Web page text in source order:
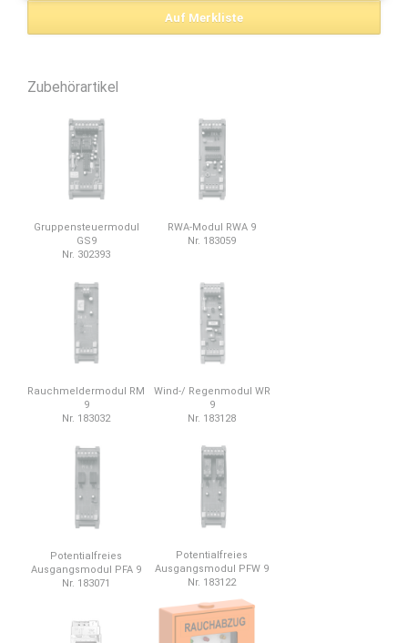
Zubehörartikel
Gruppensteuermodul
GS9
Nr. 302393
RWA-Modul RWA 9
Nr. 183059
Rauchmeldermodul RM
9
Nr. 183032
Wind-/ Regenmodul WR
9
Nr. 183128
Potentialfreies
Ausgangsmodul PFA 9
Nr. 183071
Potentialfreies
Ausgangsmodul PFW 9
Nr. 183122